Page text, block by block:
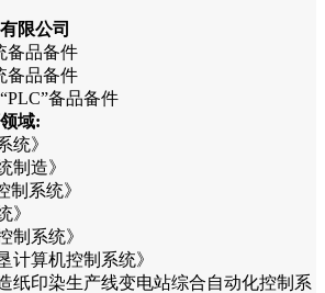
限公司
备品备件
备品备件
备品备件
域:
统》
制造》
制系统》
》
制系统》
计算机控制系统》
纸印染生产线变电站综合自动化控制系